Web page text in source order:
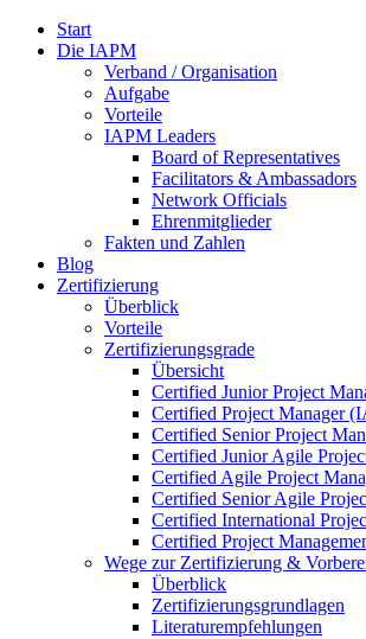
Start
Die IAPM
Verband / Organisation
Aufgabe
Vorteile
IAPM Leaders
Board of Representatives
Facilitators & Ambassadors
Network Officials
Ehrenmitglieder
Fakten und Zahlen
Blog
Zertifizierung
Überblick
Vorteile
Zertifizierungsgrade
Übersicht
Certified Junior Project
Certified Project Manager
Certified Senior Project
Certified Junior Agile
Certified Agile Project
Certified Senior Agile
Certified International
Certified Project
Wege zur Zertifizierung &
Überblick
Zertifizierungsgrundlagen
Literaturempfehlungen